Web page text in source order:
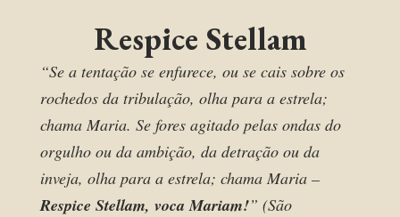
Respice Stellam
“Se a tentação se enfurece, ou se cais sobre os
rochedos da tribulação, olha para a estrela;
chama Maria. Se fores agitado pelas ondas do
orgulho ou da ambição, da detração ou da
inveja, olha para a estrela; chama Maria –
Respice Stellam, voca Mariam!” (São